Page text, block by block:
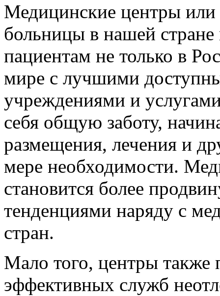
Медицинские центры
больницы в нашей
пациентам не только в
мире с лучшими
учреждениями и
себя общую заботу,
размещения, лечения и
мере необходимости.
становится более
тенденциями наряду с
стран.
Мало того, центры также
эффективных служб